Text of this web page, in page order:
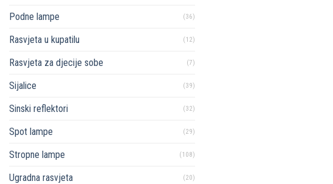
Podne lampe (36)
Rasvjeta u kupatilu (12)
Rasvjeta za djecije sobe (7)
Sijalice (39)
Sinski reflektori (32)
Spot lampe (29)
Stropne lampe (108)
Ugradna rasvjeta (20)